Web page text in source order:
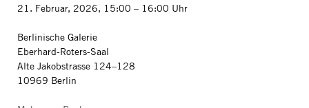
21. Februar, 2026, 15:00 – 16:00 Uhr
Berlinische Galerie
Eberhard-Roters-Saal
Alte Jakobstrasse 124–128
10969 Berlin